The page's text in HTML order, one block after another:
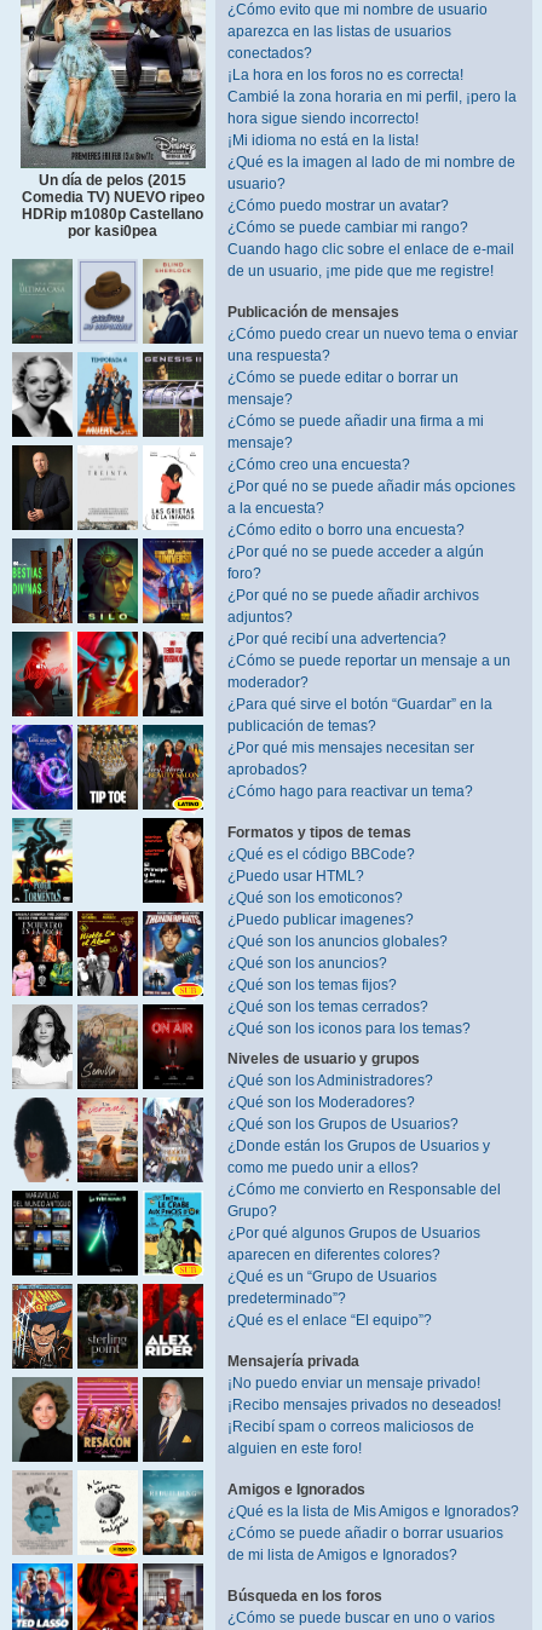
Un día de pelos (2015
Comedia TV) NUEVO ripeo
HDRip m1080p Castellano
por kasi0pea
¿Cómo evito que mi nombre de usuario
aparezca en las listas de usuarios
conectados?
¡La hora en los foros no es correcta!
Cambié la zona horaria en mi perfil, ¡pero la
hora sigue siendo incorrecto!
¡Mi idioma no está en la lista!
¿Qué es la imagen al lado de mi nombre de
usuario?
¿Cómo puedo mostrar un avatar?
¿Cómo se puede cambiar mi rango?
Cuando hago clic sobre el enlace de e-mail
de un usuario, ¡me pide que me registre!
Publicación de mensajes
¿Cómo puedo crear un nuevo tema o enviar
una respuesta?
¿Cómo se puede editar o borrar un
mensaje?
¿Cómo se puede añadir una firma a mi
mensaje?
¿Cómo creo una encuesta?
¿Por qué no se puede añadir más opciones
a la encuesta?
¿Cómo edito o borro una encuesta?
¿Por qué no se puede acceder a algún
foro?
¿Por qué no se puede añadir archivos
adjuntos?
¿Por qué recibí una advertencia?
¿Cómo se puede reportar un mensaje a un
moderador?
¿Para qué sirve el botón “Guardar” en la
publicación de temas?
¿Por qué mis mensajes necesitan ser
aprobados?
¿Cómo hago para reactivar un tema?
Formatos y tipos de temas
¿Qué es el código BBCode?
¿Puedo usar HTML?
¿Qué son los emoticonos?
¿Puedo publicar imagenes?
¿Qué son los anuncios globales?
¿Qué son los anuncios?
¿Qué son los temas fijos?
¿Qué son los temas cerrados?
¿Qué son los iconos para los temas?
Niveles de usuario y grupos
¿Qué son los Administradores?
¿Qué son los Moderadores?
¿Qué son los Grupos de Usuarios?
¿Donde están los Grupos de Usuarios y
como me puedo unir a ellos?
¿Cómo me convierto en Responsable del
Grupo?
¿Por qué algunos Grupos de Usuarios
aparecen en diferentes colores?
¿Qué es un “Grupo de Usuarios
predeterminado”?
¿Qué es el enlace “El equipo”?
Mensajería privada
¡No puedo enviar un mensaje privado!
¡Recibo mensajes privados no deseados!
¡Recibí spam o correos maliciosos de
alguien en este foro!
Amigos e Ignorados
¿Qué es la lista de Mis Amigos e Ignorados?
¿Cómo se puede añadir o borrar usuarios
de mi lista de Amigos e Ignorados?
Búsqueda en los foros
¿Cómo se puede buscar en uno o varios